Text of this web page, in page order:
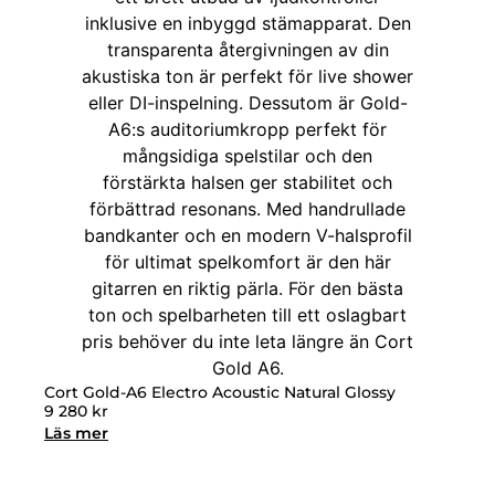
Cort Gold-A6 Electro Acoustic Natural Glossy
9 280 kr
Läs mer